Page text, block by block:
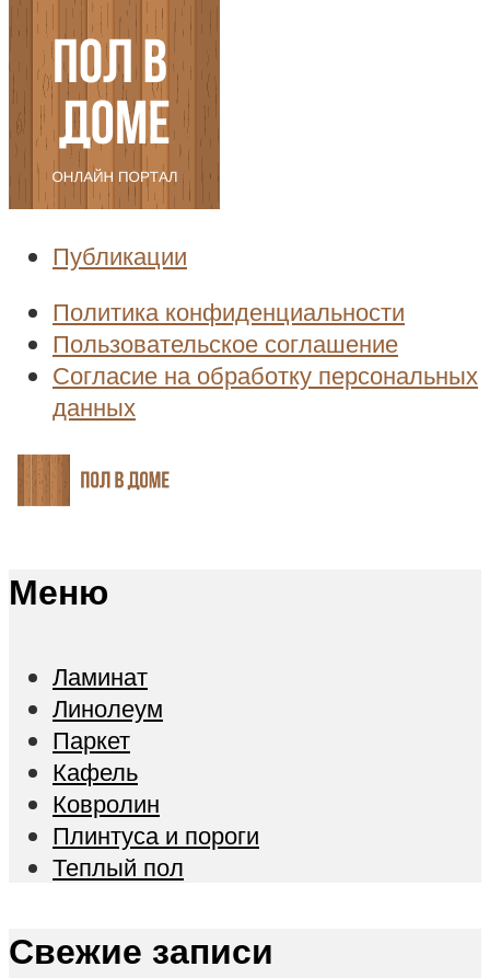
Публикации
Политика конфиденциальности
Пользовательское соглашение
Согласие на обработку персональных
данных
Меню
Ламинат
Линолеум
Паркет
Кафель
Ковролин
Плинтуса и пороги
Теплый пол
Свежие записи